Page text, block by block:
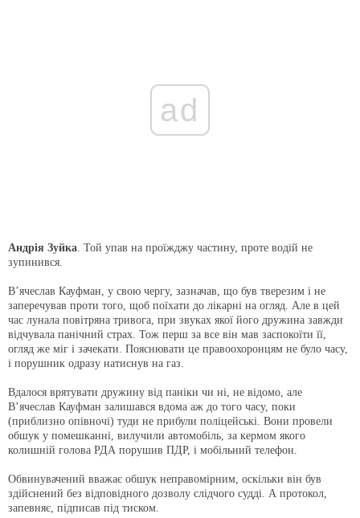
ad
Андрія Зуйка . Той упав на проїжджу частину, проте водій не
зупинився.
В’ячеслав Кауфман, у свою чергу, зазначав, що був тверезим і не
заперечував проти того, щоб поїхати до лікарні на огляд. Але в цей
час лунала повітряна тривога, при звуках якої його дружина завжди
відчувала панічний страх. Тож перш за все він мав заспокоїти її,
огляд же міг і зачекати. Пояснювати це правоохоронцям не було часу,
і порушник одразу натиснув на газ.
Вдалося врятувати дружину від паніки чи ні, не відомо, але
В’ячеслав Кауфман залишався вдома аж до того часу, поки
(приблизно опівночі) туди не прибули поліцейські. Вони провели
обшук у помешканні, вилучили автомобіль, за кермом якого
колишній голова РДА порушив ПДР, і мобільний телефон.
Обвинувачений вважає обшук неправомірним, оскільки він був
здійснений без відповідного дозволу слідчого судді. А протокол,
запевняє, підписав під тиском.